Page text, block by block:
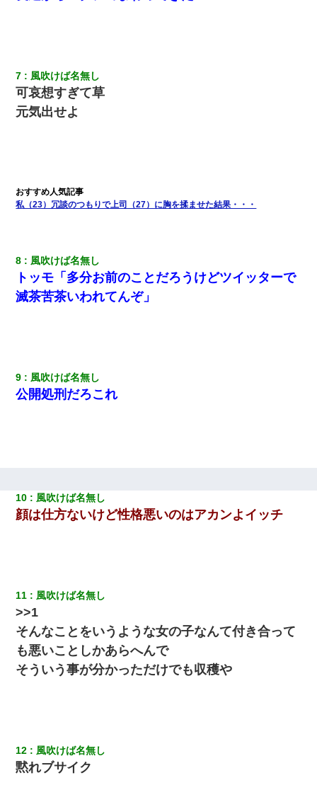
体中に赤い蕁麻疹みたいなのができて、皮膚科にいったら「ジベ
ル薔薇色ひこう疹」という症状だと言われた
デパートの外商『私さんだと名乗る女が、ツケで宝石を買おうと
していて…』私「！？」→ 翌日。ママ友たちの様子が微妙におか
しくなり・・・
タ？だっけ？」俺「だいたい合ってる。で、なんで告白してきた
の？」→
い……」俺「ほい！10万！」→
は」上司「言い訳しない！」→結果ｗｗｗｗｗ
【ワロタ】姉から「肉食系14才、乳丸出し、毛はうっすら生えか
け」というタイトルで画像が送られてきた
してます」って送ったら
7 風吹けば名無し
可哀想すぎて草
元気出せよ
私（23）冗談のつもりで上司（27）に胸を揉ませた結果・・・
8 風吹けば名無し
トッモ「多分お前のことだろうけどツイッターで
滅茶苦茶いわれてんぞ」
9 風吹けば名無し
公開処刑だろこれ
10 風吹けば名無し
顔は仕方ないけど性格悪いのはアカンよイッチ
11 風吹けば名無し
>>1
そんなことをいうような女の子なんて付き合って
も悪いことしかあらへんで
そういう事が分かっただけでも収穫や
12 風吹けば名無し
黙れブサイク